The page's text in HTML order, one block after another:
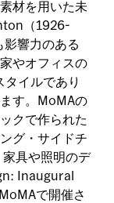
材を用いた未
（1926-
響力のある
やオフィスの
イルであり
す。MoMAの
クで作られた
グ・サイドチ
具や照明のデ
Inaugural
で開催さ